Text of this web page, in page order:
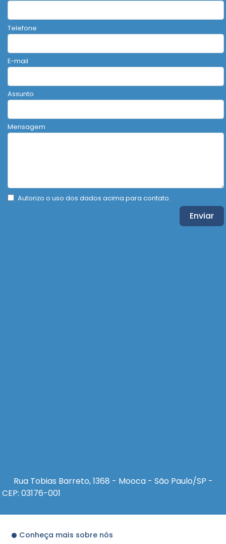
Telefone
E-mail
Assunto
Mensagem
Autorizo o uso dos dados acima para contato.
Enviar
Rua Tobias Barreto, 1368 - Mooca - São Paulo/SP -
CEP: 03176-001
Conheça mais sobre nós